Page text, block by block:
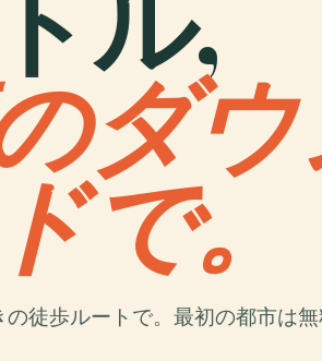
ル,
ダ
で。
徒歩ルートで。最初の都市は